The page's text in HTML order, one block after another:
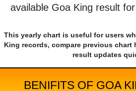
available Goa King result
This yearly chart is useful for users
King records, compare previous chart
result updates
BENIFITS OF GOA